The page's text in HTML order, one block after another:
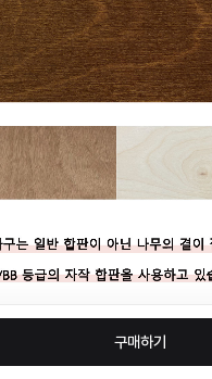
구매하기